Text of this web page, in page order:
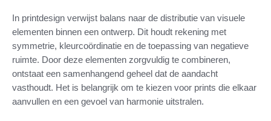
In printdesign verwijst balans naar de distributie van visuele
elementen binnen een ontwerp. Dit houdt rekening met
symmetrie, kleurcoördinatie en de toepassing van negatieve
ruimte. Door deze elementen zorgvuldig te combineren,
ontstaat een samenhangend geheel dat de aandacht
vasthoudt. Het is belangrijk om te kiezen voor prints die elkaar
aanvullen en een gevoel van harmonie uitstralen.